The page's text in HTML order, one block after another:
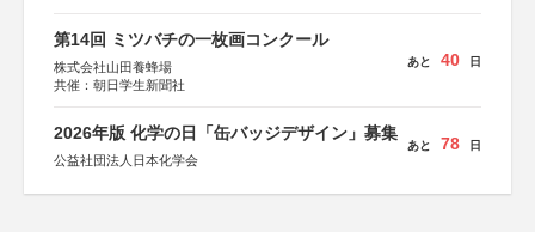
第14回 ミツバチの一枚画コンクール
株式会社山田養蜂場
共催：朝日学生新聞社
あと 40 日
2026年版 化学の日「缶バッジデザイン」募集
公益社団法人日本化学会
あと 78 日